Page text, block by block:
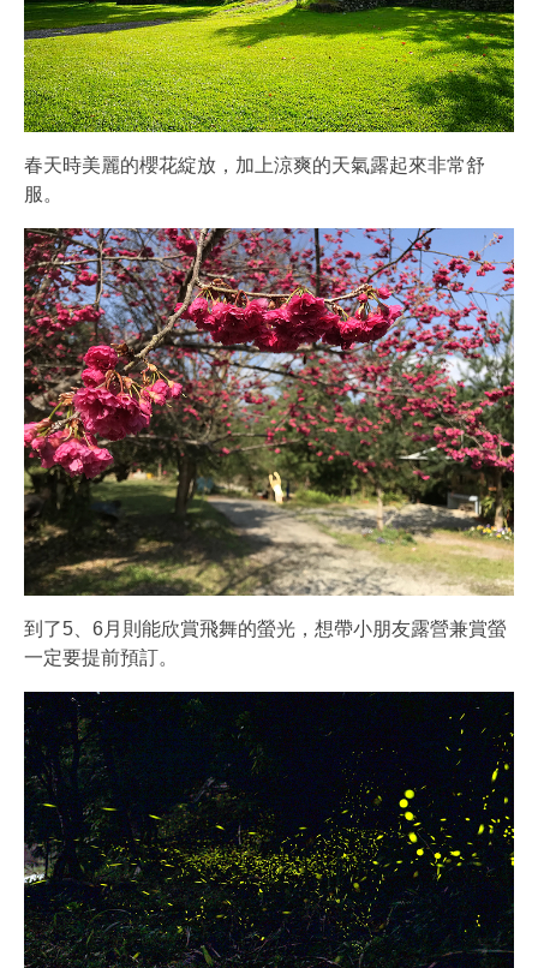
春天時美麗的櫻花綻放，加上涼爽的天氣露起來非常舒
服。
到了5、6月則能欣賞飛舞的螢光，想帶小朋友露營兼賞螢
一定要提前預訂。